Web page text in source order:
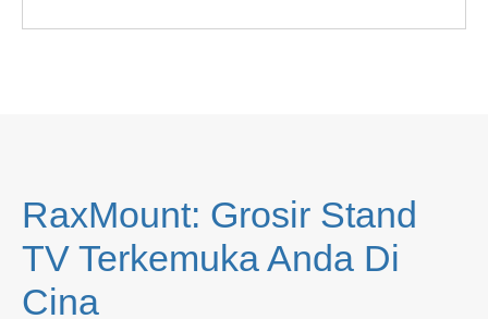
RaxMount: Grosir Stand
TV Terkemuka Anda Di
Cina